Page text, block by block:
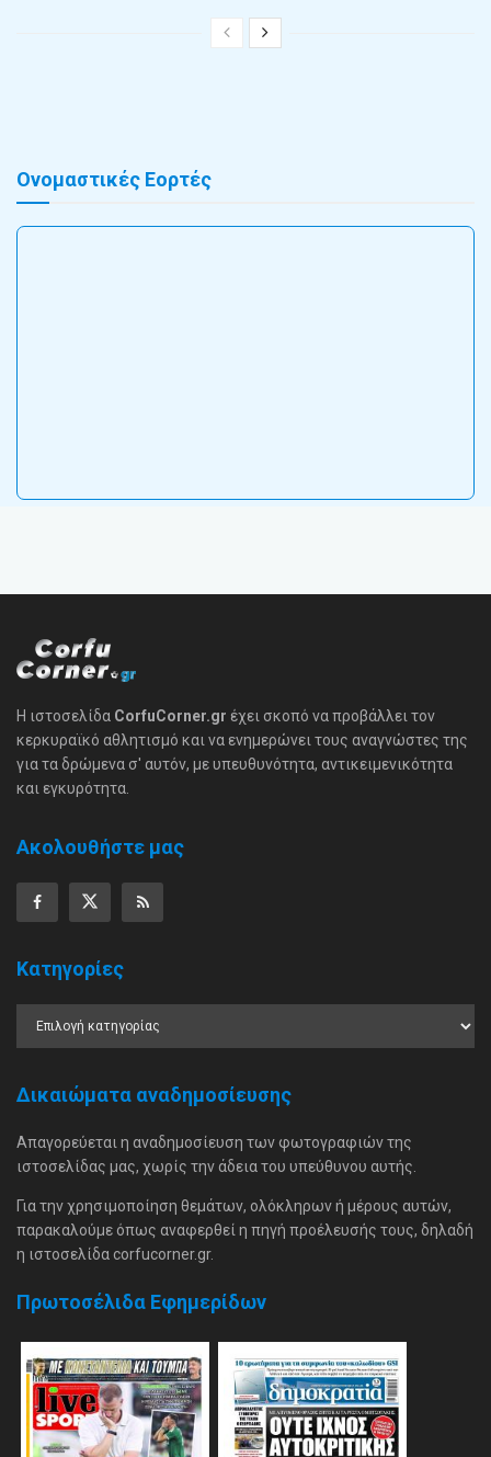
Ονομαστικές Εορτές
Η ιστοσελίδα CorfuCorner.gr έχει σκοπό να προβάλλει τον
κερκυραϊκό αθλητισμό και να ενημερώνει τους αναγνώστες της
για τα δρώμενα σ' αυτόν, με υπευθυνότητα, αντικειμενικότητα
και εγκυρότητα.
Ακολουθήστε μας
Κατηγορίες
Δικαιώματα αναδημοσίευσης
Απαγορεύεται η αναδημοσίευση των φωτογραφιών της
ιστοσελίδας μας, χωρίς την άδεια του υπεύθυνου αυτής.
Για την χρησιμοποίηση θεμάτων, ολόκληρων ή μέρους αυτών,
παρακαλούμε όπως αναφερθεί η πηγή προέλευσής τους, δηλαδή
η ιστοσελίδα corfucorner.gr.
Πρωτοσέλιδα Εφημερίδων